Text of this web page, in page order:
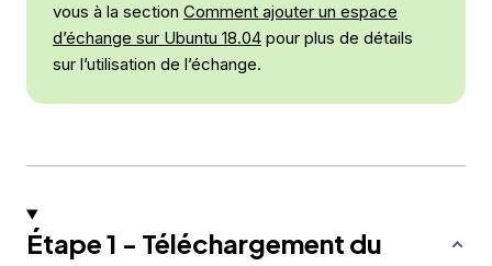
vous à la section Comment ajouter un espace
d’échange sur Ubuntu 18.04 pour plus de détails
sur l’utilisation de l’échange.
Étape 1 - Téléchargement du